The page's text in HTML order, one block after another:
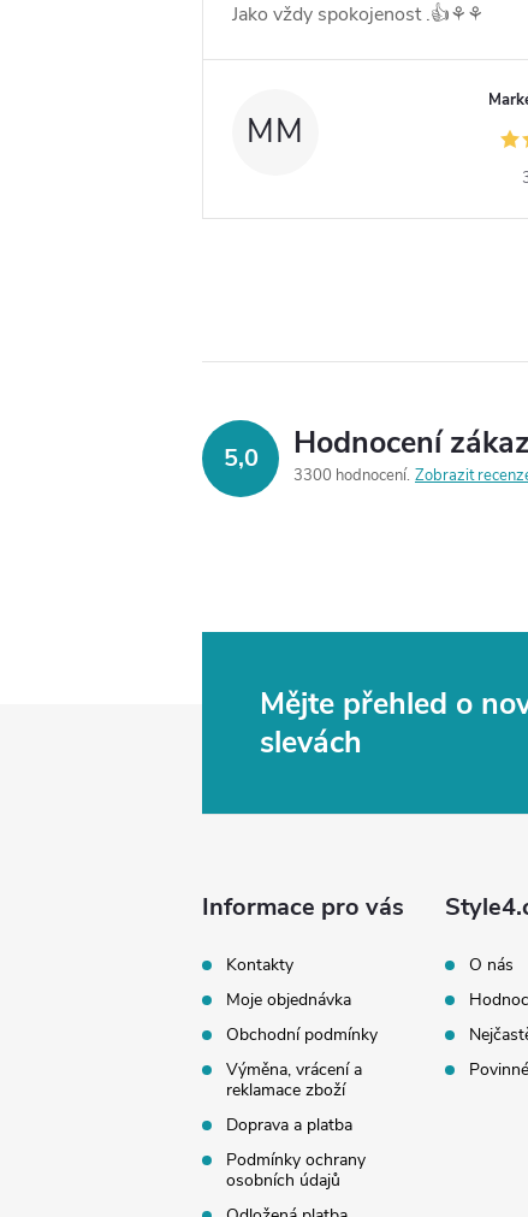
Jako vždy spokojenost .👍⚘️⚘️
MM
5,0 Hodnocení
3300 hodnocení Zobrazit
Mějte přehled o
slevách
Informace pro vás
Kontakty
Moje objednávka
Obchodní podmínky
Výměna, vrácení a
reklamace zboží
Doprava a platba
Podmínky ochrany
osobních údajů
O nás